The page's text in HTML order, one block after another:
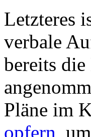
Letzteres
verbale
bereits
Pläne im
opfern ,